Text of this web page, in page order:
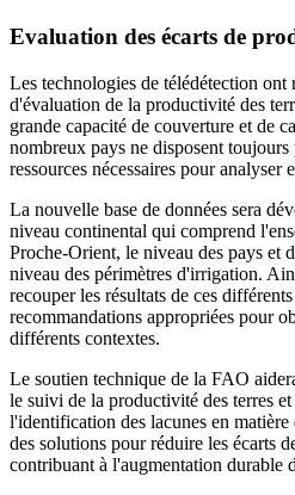
Evaluation des écarts de
Les technologies de télédétection
d'évaluation de la productivité des
grande capacité de couverture et de
nombreux pays ne disposent toujours
ressources nécessaires pour analyser
La nouvelle base de données sera
niveau continental qui comprend
Proche-Orient, le niveau des pays et
niveau des périmètres d'irrigation.
recouper les résultats de ces
recommandations appropriées pour
différents contextes.
Le soutien technique de la FAO
le suivi de la productivité des terres
l'identification des lacunes en
des solutions pour réduire les écarts
contribuant à l'augmentation durable